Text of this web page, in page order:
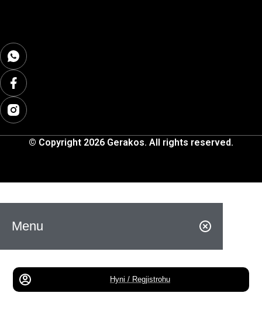
© Copyright 2026 Gerakos. All rights reserved.
Menu
Hyni / Regjistrohu